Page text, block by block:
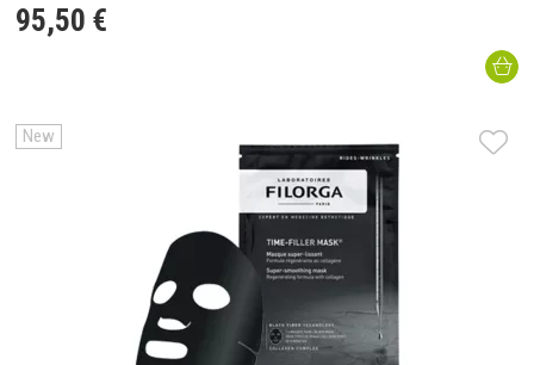
95,50 €
New